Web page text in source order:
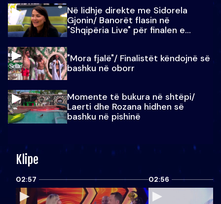
Në lidhje direkte me Sidorela
Gjonin/ Banorët flasin në
"Shqipëria Live" për finalen e
"Mora fjalë"/ Finalistët këndojnë së
bashku në oborr
Momente të bukura në shtëpi/
Laerti dhe Rozana hidhen së
bashku në pishinë
Klipe
02:57 02:56